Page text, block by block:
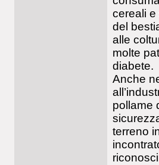
cereali e
del
alle
molte
diabete.
Anche
pollame
terreno